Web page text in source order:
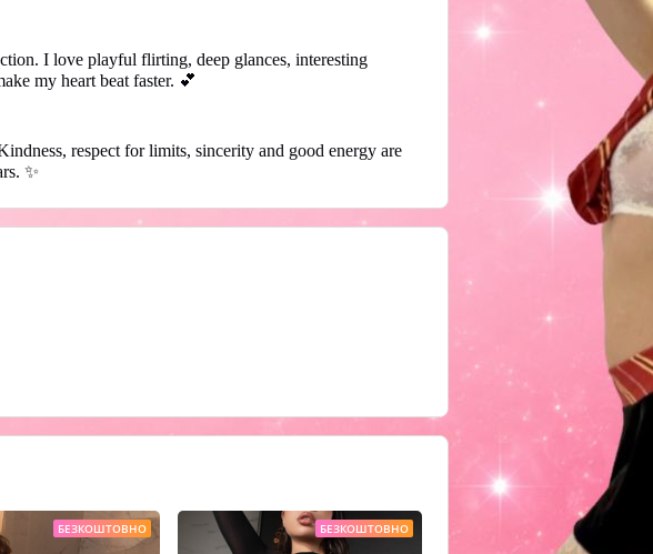
I love playful flirting, deep glances, interesting
my heart beat faster. 💕
respect for limits, sincerity and good energy are
✨
БЕЗКОШТОВНО БЕЗКОШТОВНО